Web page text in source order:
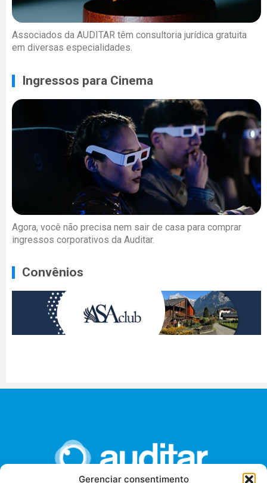
Gerenciar consentimento
Associados da AUDITAR têm consultoria jurídica gratuita
em diversas especialidades.
Ingressos para Cinema
Agora, você não precisa nem sair de casa para comprar
ingressos corporativos da Auditar.
Convênios